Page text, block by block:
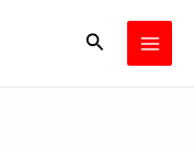
Buscar